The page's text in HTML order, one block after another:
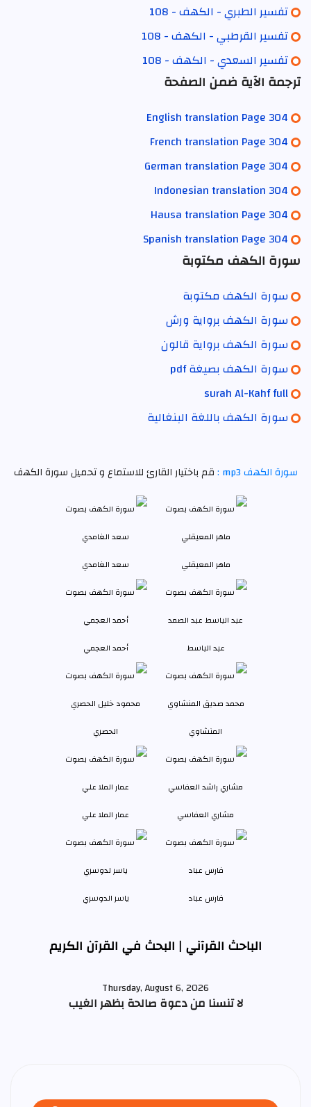
تفسير الطبري - الكهف - 108
تفسير القرطبي - الكهف - 108
تفسير السعدي - الكهف - 108
ترجمة الآية ضمن الصفحة
English translation Page 304
French translation Page 304
German translation Page 304
Indonesian translation 304
Hausa translation Page 304
Spanish translation Page 304
سورة الكهف مكتوبة
سورة الكهف مكتوبة
سورة الكهف برواية ورش
سورة الكهف برواية قالون
سورة الكهف بصيغة pdf
surah Al-Kahf full
سورة الكهف باللغة البنغالية
سورة الكهف mp3 : قم باختيار القارئ للاستماع و تحميل سورة الكهف
ماهر المعيقلي سعد الغامدي
عبد الباسط أحمد العجمي
المنشاوي الحصري
مشاري العفاسي عمار الملا علي
فارس عباد ياسر الدوسري
الباحث القرآني | البحث في القرآن الكريم
Thursday, August 6, 2026
لا تنسنا من دعوة صالحة بظهر الغيب